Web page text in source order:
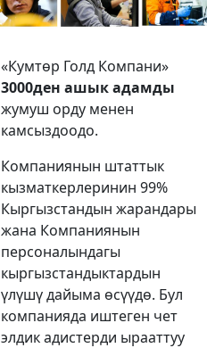
«Кумтөр Голд Компани»
3000ден ашык адамды
жумуш орду менен
камсыздоодо.
Компаниянын штаттык
кызматкерлеринин 99%
Кыргызстандын жарандары
жана Компаниянын
персоналындагы
кыргызстандыктардын
үлүшү дайыма өсүүдө. Бул
компанияда иштеген чет
элдик адистерди ырааттуу